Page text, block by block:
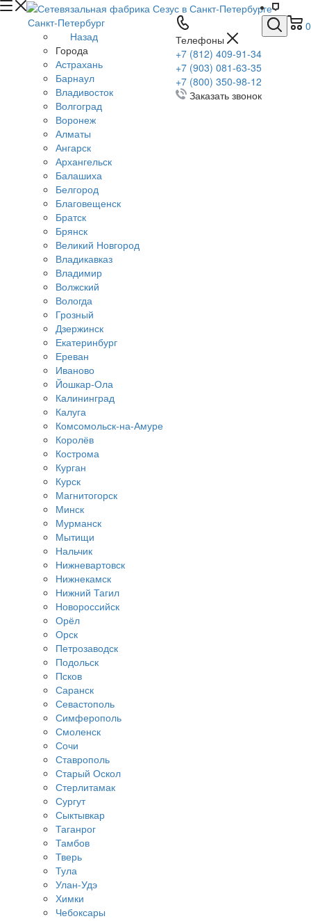
0
Телефоны
+7 (812) 409-91-34
+7 (903) 081-63-35
+7 (800) 350-98-12
Заказать звонок
Санкт-Петербург
Назад
Города
Астрахань
Барнаул
Владивосток
Волгоград
Воронеж
Алматы
Ангарск
Архангельск
Балашиха
Белгород
Благовещенск
Братск
Брянск
Великий Новгород
Владикавказ
Владимир
Волжский
Вологда
Грозный
Дзержинск
Екатеринбург
Ереван
Иваново
Йошкар-Ола
Калининград
Калуга
Комсомольск-на-Амуре
Королёв
Кострома
Курган
Курск
Магнитогорск
Минск
Мурманск
Мытищи
Нальчик
Нижневартовск
Нижнекамск
Нижний Тагил
Новороссийск
Орёл
Орск
Петрозаводск
Подольск
Псков
Саранск
Севастополь
Симферополь
Смоленск
Сочи
Ставрополь
Старый Оскол
Стерлитамак
Сургут
Сыктывкар
Таганрог
Тамбов
Тверь
Тула
Улан-Удэ
Химки
Чебоксары